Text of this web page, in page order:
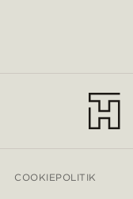
COOKIEPOLITIK